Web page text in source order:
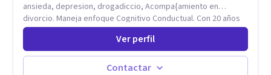
ansieda, depresion, drogadiccio, Acompa{amiento en
divorcio. Maneja enfoque Cognitivo Conductual. Con 20 años
de experiencia, constantemente capacitandose en las
diferntes areas de la Salud Mental.
Ver perfil
Contactar